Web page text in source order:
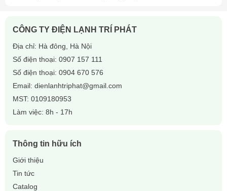
CÔNG TY ĐIỆN LẠNH TRÍ PHÁT
Địa chỉ: Hà đông, Hà Nội
Số điện thoại: 0907 157 111
Số điện thoại: 0904 670 576
Email: dienlanhtriphat@gmail.com
MST: 0109180953
Làm việc: 8h - 17h
Thông tin hữu ích
Giới thiệu
Tin tức
Catalog